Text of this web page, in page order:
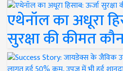
एथेनॉल का अधूरा
सुरक्षा की कीमत